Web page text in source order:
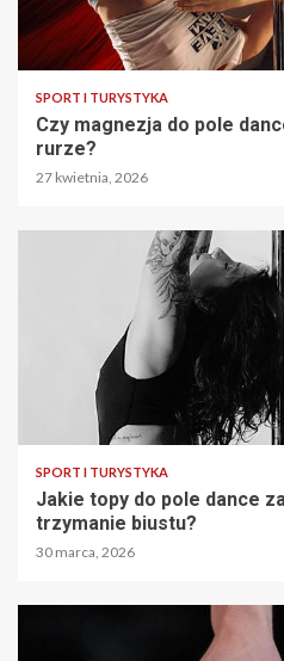
SPORT I TURYSTYKA
Czy magnezja do pole
rurze?
27 kwietnia, 2026
SPORT I TURYSTYKA
Jakie topy do pole dance
trzymanie biustu?
30 marca, 2026